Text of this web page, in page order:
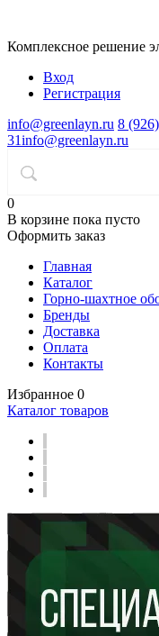
Комплексное решение
Вход
Регистрация
info@greenlayn.ru 8
31info@greenlayn.ru
0
В корзине пока пусто
Оформить заказ
Главная
Каталог
Горно-шахтное
Бренды
Доставка
Оплата
Контакты
Избранное 0
Каталог товаров